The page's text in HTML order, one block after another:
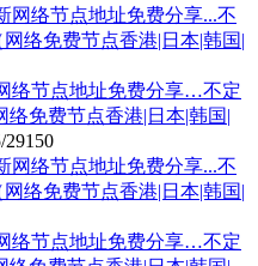
络节点地址免费分享…不定
免费节点香港|日本|韩国|
29150
络节点地址免费分享…不定